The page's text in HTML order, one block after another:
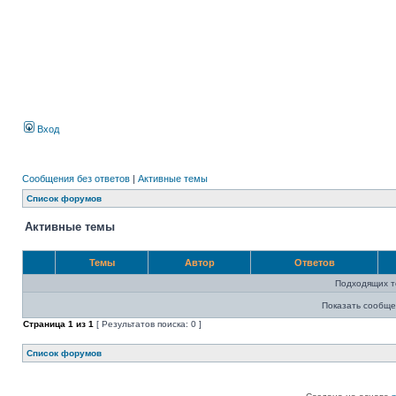
Вход
Сообщения без ответов | Активные темы
Список форумов
Активные темы
Темы Автор Ответов
Подходящих
Показать
Страница 1 из 1 [ Результатов поиска: 0 ]
Список форумов